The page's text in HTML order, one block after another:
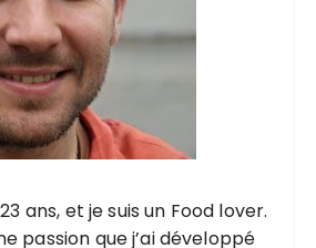
ans, et je suis un Food lover.
passion que j’ai développé